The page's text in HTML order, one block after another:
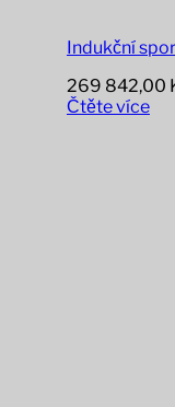
Indukční
269 842,00
Čtěte více